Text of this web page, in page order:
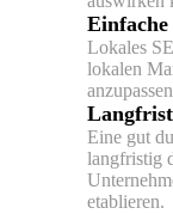
Lokales
lokalen
Eine gut
langfristig
etablieren.